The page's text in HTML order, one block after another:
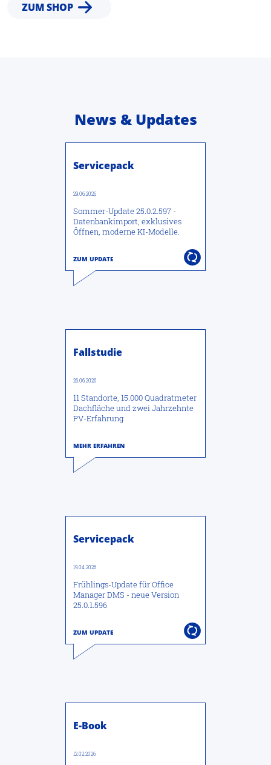
ZUM SHOP
News & Updates
Servicepack
29.06.2026
Sommer-Update 25.0.2.597 -
Datenbankimport, exklusives
Öffnen, moderne KI-Modelle.
Fallstudie
26.06.2026
11 Standorte, 15.000 Quadratmeter
Dachfläche und zwei Jahrzehnte
PV-Erfahrung
Servicepack
19.04.2026
Frühlings-Update für Office
Manager DMS - neue Version
25.0.1.596
E-Book
12.02.2026